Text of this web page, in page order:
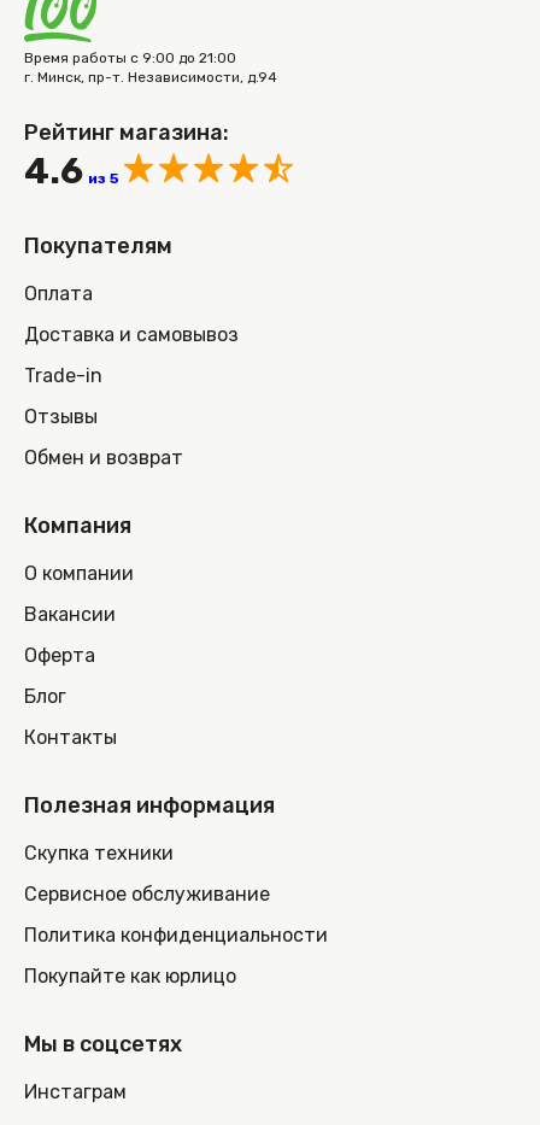
Время работы с 9:00 до 21:00
г. Минск, пр-т. Независимости, д.94
Рейтинг магазина:
4.6 из 5
Покупателям
Оплата
Доставка и самовывоз
Trade-in
Отзывы
Обмен и возврат
Компания
О компании
Вакансии
Оферта
Блог
Контакты
Полезная информация
Скупка техники
Сервисное обслуживание
Политика конфиденциальности
Покупайте как юрлицо
Мы в соцсетях
Инстаграм